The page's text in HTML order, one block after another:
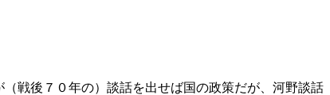
戦後７０年の）談話を出せば国の政策だが、河野談話